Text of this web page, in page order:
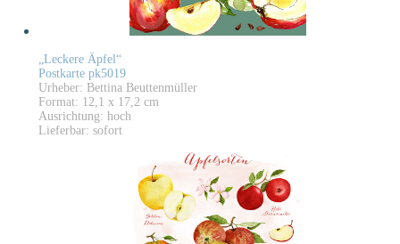
„Leckere Äpfel“
Postkarte pk5019
Urheber: Bettina Beuttenmüller
Format: 12,1 x 17,2 cm
Ausrichtung: hoch
Lieferbar: sofort